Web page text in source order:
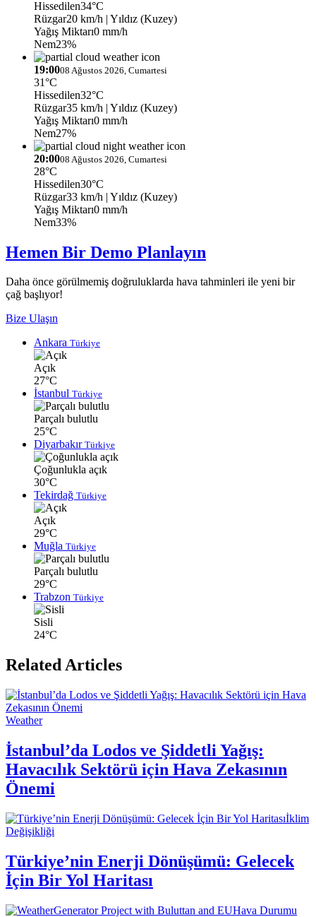
Hissedilen34°C
Rüzgar20 km/h | Yıldız (Kuzey)
Yağış Miktarı0 mm/h
Nem23%
19:0008 Ağustos 2026, Cumartesi
31°C
Hissedilen32°C
Rüzgar35 km/h | Yıldız (Kuzey)
Yağış Miktarı0 mm/h
Nem27%
20:0008 Ağustos 2026, Cumartesi
28°C
Hissedilen30°C
Rüzgar33 km/h | Yıldız (Kuzey)
Yağış Miktarı0 mm/h
Nem33%
Hemen Bir Demo Planlayın
Daha önce görülmemiş doğruluklarda hava tahminleri ile yeni bir
çağ başlıyor!
Bize Ulaşın
Ankara Türkiye
Açık
27°C
İstanbul Türkiye
Parçalı bulutlu
25°C
Diyarbakır Türkiye
Çoğunlukla açık
30°C
Tekirdağ Türkiye
Açık
29°C
Muğla Türkiye
Parçalı bulutlu
29°C
Trabzon Türkiye
Sisli
24°C
Related Articles
Weather
İstanbul’da Lodos ve Şiddetli Yağış:
Havacılık Sektörü için Hava Zekasının
Önemi
İklim
Değişikliği
Türkiye’nin Enerji Dönüşümü: Gelecek
İçin Bir Yol Haritası
Hava Durumu